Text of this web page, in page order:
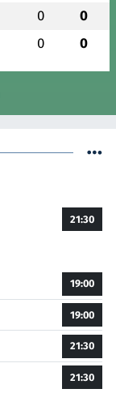
0 0
0 0
21:30
19:00
19:00
21:30
21:30